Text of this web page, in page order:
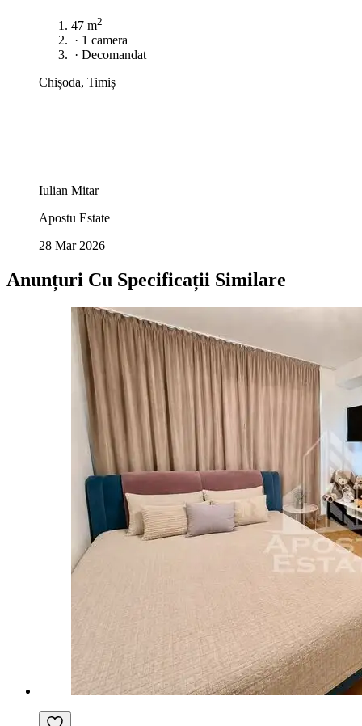
47 m2
· 1 camera
· Decomandat
Chișoda, Timiș
Iulian Mitar
Apostu Estate
28 Mar 2026
Anunțuri Cu Specificații Similare